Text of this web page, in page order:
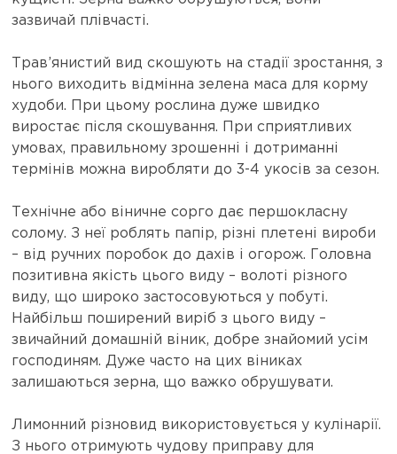
зазвичай плівчасті.
Трав’янистий вид скошують на стадії зростання, з
нього виходить відмінна зелена маса для корму
худоби. При цьому рослина дуже швидко
виростає після скошування. При сприятливих
умовах, правильному зрошенні і дотриманні
термінів можна виробляти до 3-4 укосів за сезон.
Технічне або віничне сорго дає першокласну
солому. З неї роблять папір, різні плетені вироби
– від ручних поробок до дахів і огорож. Головна
позитивна якість цього виду – волоті різного
виду, що широко застосовуються у побуті.
Найбільш поширений виріб з цього виду –
звичайний домашній віник, добре знайомий усім
господиням. Дуже часто на цих віниках
залишаються зерна, що важко обрушувати.
Лимонний різновид використовується у кулінарії.
З нього отримують чудову приправу для